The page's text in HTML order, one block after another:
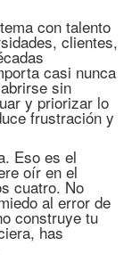
con talento
clientes,
casi nunca
sin
y priorizar lo
frustración y
Eso es el
oír en el
cuatro. No
al error de
construye tu
has